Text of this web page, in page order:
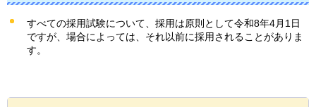
すべての採用試験について、採用は原則として令和8年4月1日
ですが、場合によっては、それ以前に採用されることがありま
す。